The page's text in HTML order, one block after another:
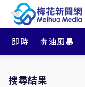
即時 毒油風暴
搜尋結果